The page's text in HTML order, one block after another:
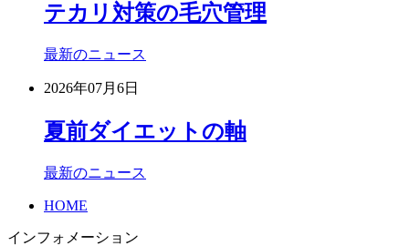
テカリ対策の毛穴管理
最新のニュース
2026年07月6日
夏前ダイエットの軸
最新のニュース
HOME
インフォメーション